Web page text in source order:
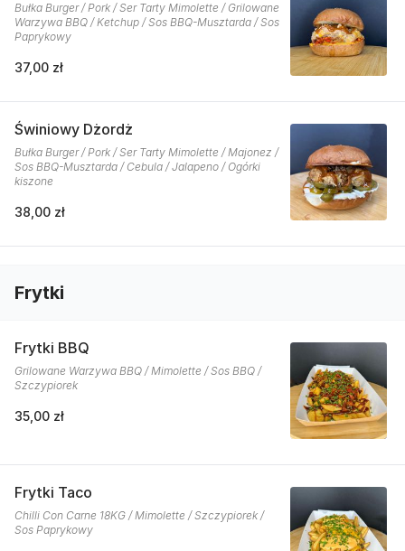
Bułka Burger / Pork / Ser Tarty Mimolette / Grilowane
Warzywa BBQ / Ketchup / Sos BBQ-Musztarda / Sos
Paprykowy
37,00 zł
Świniowy Dżordż
Bułka Burger / Pork / Ser Tarty Mimolette / Majonez /
Sos BBQ-Musztarda / Cebula / Jalapeno / Ogórki
kiszone
38,00 zł
Frytki
Frytki BBQ
Grilowane Warzywa BBQ / Mimolette / Sos BBQ /
Szczypiorek
35,00 zł
Frytki Taco
Chilli Con Carne 18KG / Mimolette / Szczypiorek /
Sos Paprykowy